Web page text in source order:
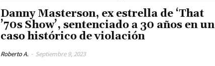
Danny Masterson, ex estrella de ‘That
’70s Show’, sentenciado a 30 años en un
caso histórico de violación
Roberto A. - Septiembre 9, 2023